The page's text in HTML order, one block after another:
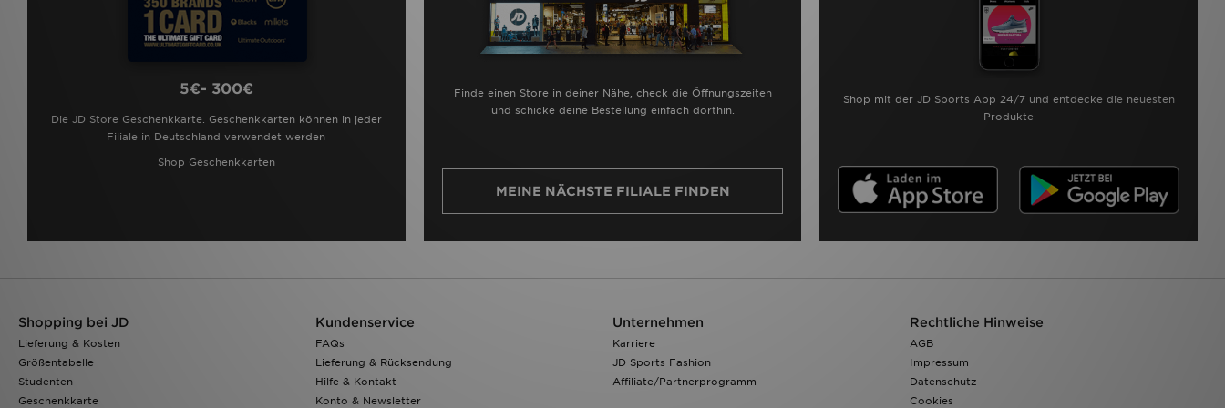
5€- 300€
Die JD Store Geschenkkarte. Geschenkkarten können in jeder
Filiale in Deutschland verwendet werden
Shop Geschenkkarten
Finde einen Store in deiner Nähe, check die Öffnungszeiten
und schicke deine Bestellung einfach dorthin.
MEINE NÄCHSTE FILIALE FINDEN
Shop mit der JD Sports App 24/7 und entdecke die neuesten
Produkte
Shopping bei JD
Lieferung & Kosten
Größentabelle
Studenten
Geschenkkarte
Kundenservice
FAQs
Lieferung & Rücksendung
Hilfe & Kontakt
Konto & Newsletter
Unternehmen
Karriere
JD Sports Fashion
Affiliate/Partnerprogramm
Rechtliche Hinweise
AGB
Impressum
Datenschutz
Cookies